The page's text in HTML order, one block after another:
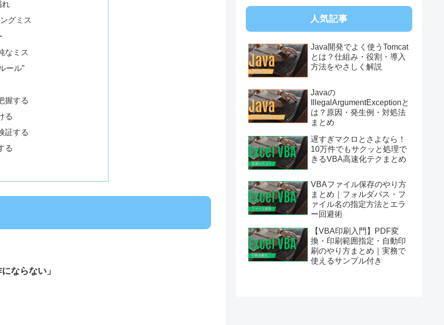
れ
グミス
なミス
ール”
握する
る
証する
る
ならない」
人気記事
Java開発でよく使うTomcat
とは？仕組み・役割・導入
方法をやさしく解説
Javaの
IllegalArgumentExceptionと
は？原因・発生例・対処法
まとめ
遅すぎマクロとさよなら！
10万件でもサクッと処理で
きるVBA高速化テクまとめ
VBAファイル保存のやり方
まとめ｜フォルダパス・フ
ァイル名の指定方法とエラ
ー回避術
【VBA印刷入門】PDF変
換・印刷範囲指定・自動印
刷のやり方まとめ｜実務で
使えるサンプル付き